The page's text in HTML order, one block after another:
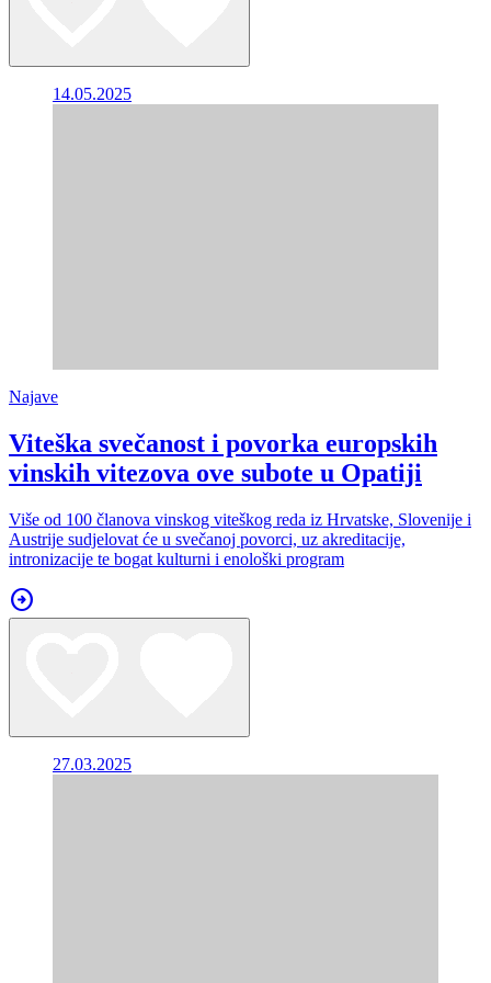
14.05.2025
Najave
Viteška svečanost i povorka europskih
vinskih vitezova ove subote u Opatiji
Više od 100 članova vinskog viteškog reda iz Hrvatske, Slovenije i
Austrije sudjelovat će u svečanoj povorci, uz akreditacije,
intronizacije te bogat kulturni i enološki program
arrow_circle_right
27.03.2025